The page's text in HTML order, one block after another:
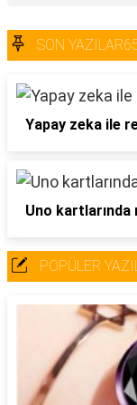
SON
Yapay zeka ile
Uno kartlarında
POPÜLER